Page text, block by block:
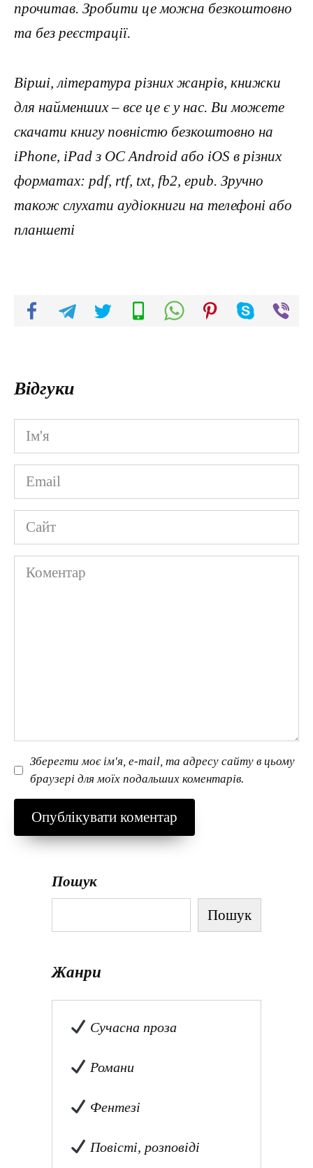
прочитав. Зробити це можна безкоштовно
та без реєстрації.
Вірші, література різних жанрів, книжки
для найменших – все це є у нас. Ви можете
скачати книгу повністю безкоштовно на
iPhone, iPad з ОС Android або iOS в різних
форматах: pdf, rtf, txt, fb2, epub. Зручно
також слухати аудіокниги на телефоні або
планшеті
Відгуки
Ім'я
*
Email
*
Сайт
Коментар
Зберегти моє ім'я, e-mail, та адресу сайту в цьому
браузері для моїх подальших коментарів.
Пошук
Пошук
Жанри
Сучасна проза
Романи
Фентезі
Повісті, розповіді